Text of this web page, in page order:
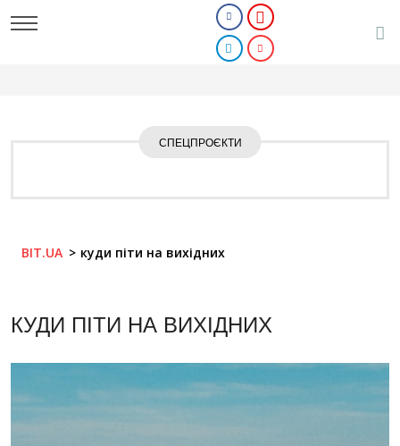
СПЕЦПРОЄКТИ
BIT.UA куди піти на вихідних
КУДИ ПІТИ НА ВИХІДНИХ